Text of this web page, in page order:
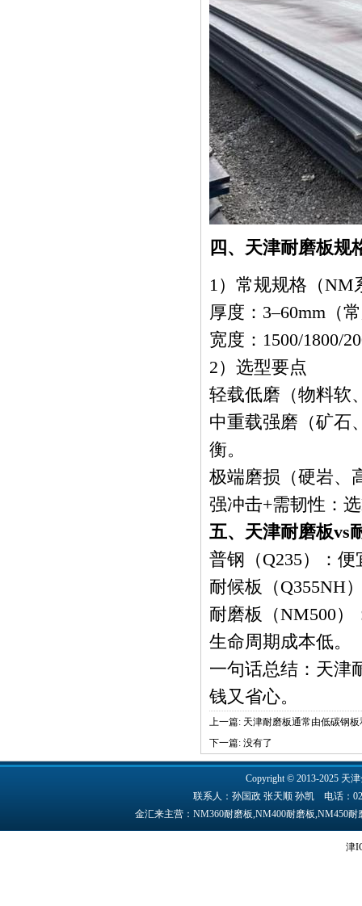
四、天津耐磨板规
1）常规规格（NM
厚度：3–60mm（
宽度：1500/1800/
2）选型要点
轻载低磨（物料软
中重载强磨（矿石
衡。
极端磨损（硬岩、
强冲击+需韧性：
五、天津耐磨板vs
普钢（Q235）：
耐候板（Q355NH
耐磨板（NM500）
生命周期成本低。
一句话总结： 天津
钱又省心。
上一篇: 天津耐磨板通常由低碳钢
下一篇: 没有了
Copyright © 2013-2025 天津
联系人：孙国政 张天顺 孙凯 电话：
金汇来主营：NM360耐磨板,NM400耐磨板,NM450
津